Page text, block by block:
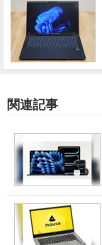
関連記事